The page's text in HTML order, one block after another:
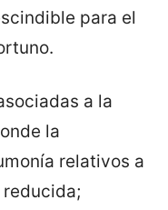
para el
a la
la
relativos a